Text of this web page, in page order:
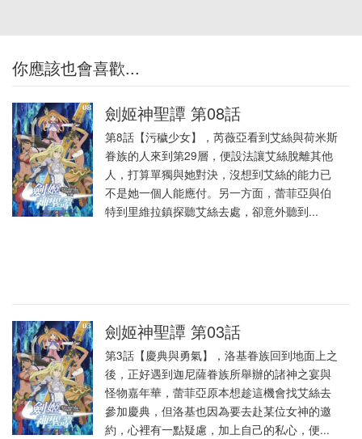
你應該也會喜歡...
劍姬神聖譚 第08話
第8話【污穢少女】，芮薇亞看到艾絲與荷米斯
眷族的人來到第29層，便設法讓艾絲脫離其他
人，打算單獨與她對決，沒想到艾絲的能力已
不是她一個人能應付。另一方面，蕾菲亞與伯
特到里維拉鎮探聽艾絲去處，卻意外聽到...
劍姬神聖譚 第03話
第3話【慶典與勇氣】，洛基眷族回到地面上之
後，正好遇到迦尼薩眷族所舉辦的諸神之宴與
怪物嘉年華，蕾菲亞原本想趁這機會找艾絲去
參加慶典，但洛基也因為要去赴某位女神的邀
約，心裡有一點疑慮，加上自己的私心，便...